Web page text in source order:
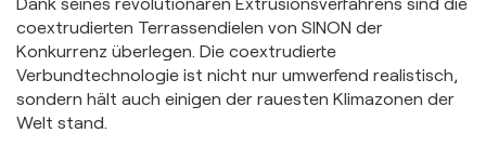
coextrudierten Terrassendielen von SINON der
Konkurrenz überlegen. Die coextrudierte
Verbundtechnologie ist nicht nur umwerfend realistisch,
sondern hält auch einigen der rauesten Klimazonen der
Welt stand.